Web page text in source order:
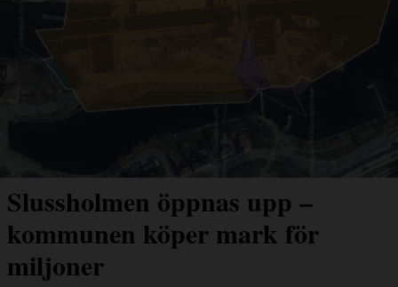
Slussholmen öppnas upp –
kommunen köper mark för
miljoner